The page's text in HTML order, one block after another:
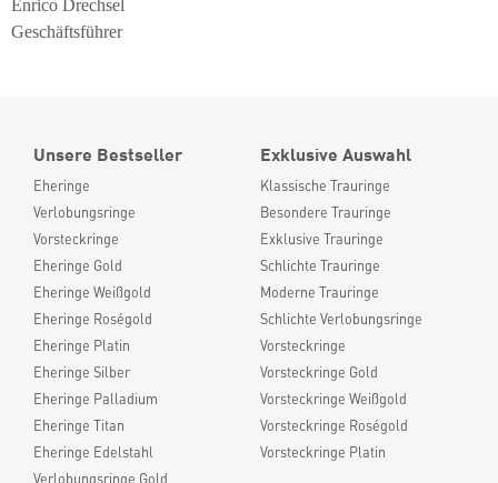
Enrico Drechsel
Geschäftsführer
Unsere Bestseller
Eheringe
Verlobungsringe
Vorsteckringe
Eheringe Gold
Eheringe Weißgold
Eheringe Roségold
Eheringe Platin
Eheringe Silber
Eheringe Palladium
Eheringe Titan
Eheringe Edelstahl
Verlobungsringe Gold
Exklusive Auswahl
Klassische Trauringe
Besondere Trauringe
Exklusive Trauringe
Schlichte Trauringe
Moderne Trauringe
Schlichte Verlobungsringe
Vorsteckringe
Vorsteckringe Gold
Vorsteckringe Weißgold
Vorsteckringe Roségold
Vorsteckringe Platin